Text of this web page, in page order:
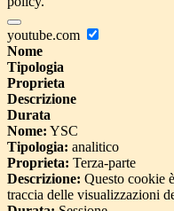
youtube.com
Nome
Tipologia
Proprieta
Descrizione
Durata
Nome: YSC
Tipologia: analitico
Proprieta: Terza-parte
Descrizione: Questo cookie
traccia delle visualizzazioni